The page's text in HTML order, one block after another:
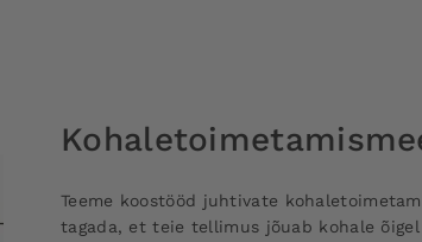
Teeme koostööd juhtivate
tagada, et teie tellimus jõuab kohale